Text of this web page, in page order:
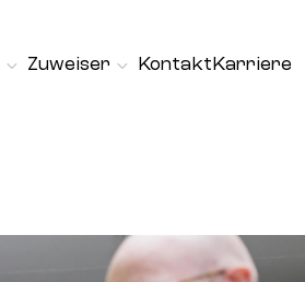
Zuweiser Kontakt Karriere